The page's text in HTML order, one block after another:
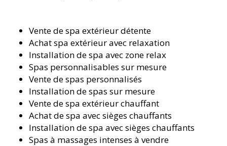
Vente de spa extérieur détente
Achat spa extérieur avec relaxation
Installation de spa avec zone relax
Spas personnalisables sur mesure
Vente de spas personnalisés
Installation de spas sur mesure
Vente de spa extérieur chauffant
Achat de spa avec sièges chauffants
Installation de spa avec sièges chauffants
Spas à massages intenses à vendre